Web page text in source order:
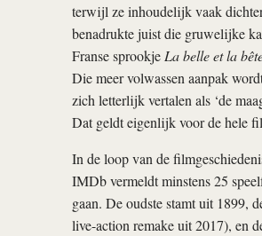
terwijl ze inhoudelijk vaak
benadrukte juist die gruwelijke
Franse sprookje La belle et la
Die meer volwassen aanpak
zich letterlijk vertalen als ‘de
Dat geldt eigenlijk voor de hele
In de loop van de
IMDb vermeldt minstens 25
gaan. De oudste stamt uit 1899,
live-action remake uit 2017), en